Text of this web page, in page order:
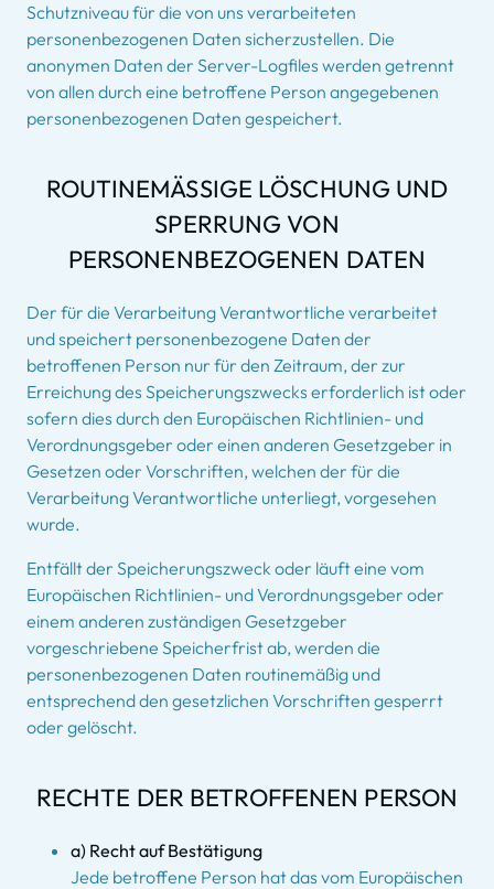
Schutzniveau für die von uns verarbeiteten
personenbezogenen Daten sicherzustellen. Die
anonymen Daten der Server-Logfiles werden getrennt
von allen durch eine betroffene Person angegebenen
personenbezogenen Daten gespeichert.
ROUTINEMÄSSIGE LÖSCHUNG UND S
PERRUNG VON P
ERSONENBEZOGENEN DATEN
Der für die Verarbeitung Verantwortliche verarbeitet
und speichert personenbezogene Daten der
betroffenen Person nur für den Zeitraum, der zur
Erreichung des Speicherungszwecks erforderlich ist oder
sofern dies durch den Europäischen Richtlinien- und
Verordnungsgeber oder einen anderen Gesetzgeber in
Gesetzen oder Vorschriften, welchen der für die
Verarbeitung Verantwortliche unterliegt, vorgesehen
wurde.
Entfällt der Speicherungszweck oder läuft eine vom
Europäischen Richtlinien- und Verordnungsgeber oder
einem anderen zuständigen Gesetzgeber
vorgeschriebene Speicherfrist ab, werden die
personenbezogenen Daten routinemäßig und
entsprechend den gesetzlichen Vorschriften gesperrt
oder gelöscht.
RECHTE DER BETROFFENEN PERSON
a) Recht auf Bestätigung
Jede betroffene Person hat das vom Europäischen